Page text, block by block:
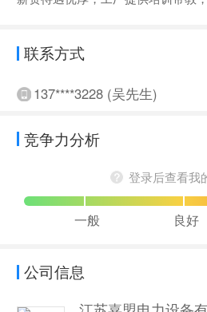
联系方式
137****3228 (吴先生)
竞争力分析
登录后查看我
一般 良好
公司信息